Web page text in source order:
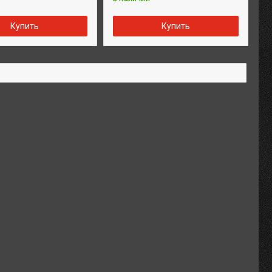
Купить Купить